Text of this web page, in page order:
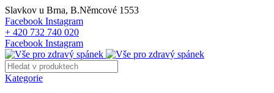
Slavkov u Brna, B.Němcové 1553
Facebook Instagram
+ 420 732 740 020
Facebook Instagram
Kategorie